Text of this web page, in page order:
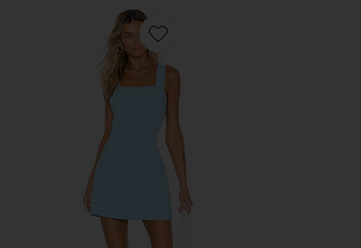
Favorite МИНИ ПЛАТЬЕ ACE